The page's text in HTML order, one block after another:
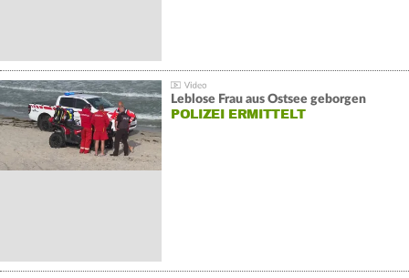
Leblose Frau aus Ostsee geborgen
POLIZEI ERMITTELT